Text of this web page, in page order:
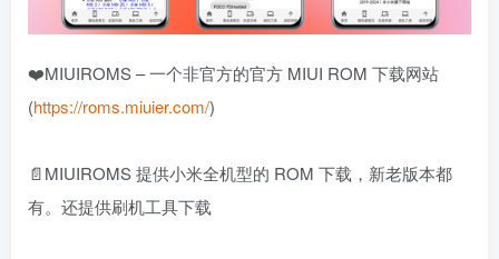
❤️MIUIROMS – 一个非官方的官方 MIUI ROM 下载网站
(https://roms.miuier.com/)
📄MIUIROMS 提供小米全机型的 ROM 下载，新老版本都
有。还提供刷机工具下载